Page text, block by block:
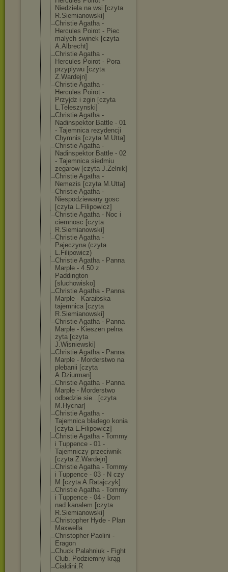
Niedziela na wsi [czyta
R.Siemianowski]
Christie Agatha -
Hercules Poirot - Piec
malych swinek [czyta
A.Albrecht]
Christie Agatha -
Hercules Poirot - Pora
przyplywu [czyta
Z.Wardejn]
Christie Agatha -
Hercules Poirot -
Przyjdz i zgin [czyta
L.Teleszynski]
Christie Agatha -
Nadinspektor Battle - 01
- Tajemnica rezydencji
Chymnis [czyta M.Utta]
Christie Agatha -
Nadinspektor Battle - 02
- Tajemnica siedmiu
zegarow [czyta J.Zelnik]
Christie Agatha -
Nemezis [czyta M.Utta]
Christie Agatha -
Niespodziewany gosc
[czyta L.Filipowicz]
Christie Agatha - Noc i
ciemnosc [czyta
R.Siemianowski]
Christie Agatha -
Pajeczyna (czyta
L.Filipowicz)
Christie Agatha - Panna
Marple - 4.50 z
Paddington
[sluchowisko]
Christie Agatha - Panna
Marple - Karaibska
tajemnica [czyta
R.Siemianowski]
Christie Agatha - Panna
Marple - Kieszen pelna
zyta [czyta
J.Wisniewski]
Christie Agatha - Panna
Marple - Morderstwo na
plebanii [czyta
A.Dziurman]
Christie Agatha - Panna
Marple - Morderstwo
odbedzie sie...[czyta
M.Hycnar]
Christie Agatha -
Tajemnica bladego konia
[czyta L.Filipowicz]
Christie Agatha - Tommy
i Tuppence - 01 -
Tajemniczy przeciwnik
[czyta Z.Wardejn]
Christie Agatha - Tommy
i Tuppence - 03 - N czy
M [czyta A.Ratajczyk]
Christie Agatha - Tommy
i Tuppence - 04 - Dom
nad kanalem [czyta
R.Siemianowski]
Christopher Hyde - Plan
Maxwella
Christopher Paolini -
Eragon
Chuck Palahniuk - Fight
Club. Podziemny krąg
Cialdini.R